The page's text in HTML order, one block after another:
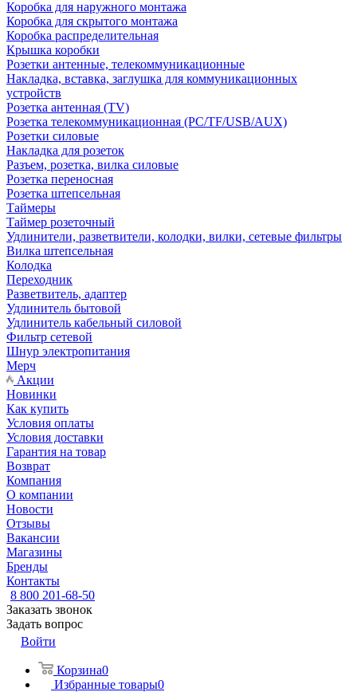
Коробка для наружного монтажа
Коробка для скрытого монтажа
Коробка распределительная
Крышка коробки
Розетки антенные, телекоммуникационные
Накладка, вставка, заглушка для коммуникационных
устройств
Розетка антенная (TV)
Розетка телекоммуникационная (PC/TF/USB/AUX)
Розетки силовые
Накладка для розеток
Разъем, розетка, вилка силовые
Розетка переносная
Розетка штепсельная
Таймеры
Таймер розеточный
Удлинители, разветвители, колодки, вилки, сетевые фильтры
Вилка штепсельная
Колодка
Переходник
Разветвитель, адаптер
Удлинитель бытовой
Удлинитель кабельный силовой
Фильтр сетевой
Шнур электропитания
Мерч
Акции
Новинки
Как купить
Условия оплаты
Условия доставки
Гарантия на товар
Возврат
Компания
О компании
Новости
Отзывы
Вакансии
Магазины
Бренды
Контакты
8 800 201-68-50
Заказать звонок
Задать вопрос
Войти
Корзина0
Избранные товары0